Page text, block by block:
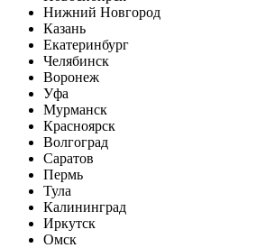
Нижний Новгород
Казань
Екатеринбург
Челябинск
Воронеж
Уфа
Мурманск
Красноярск
Волгоград
Саратов
Пермь
Тула
Калининград
Иркутск
Омск